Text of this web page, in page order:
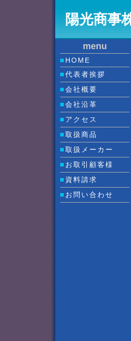
陽光商事
menu
HOME
代表者挨拶
会社概要
会社沿革
アクセス
取扱商品
取扱メーカー
お取引顧客様
資料請求
お問い合わせ